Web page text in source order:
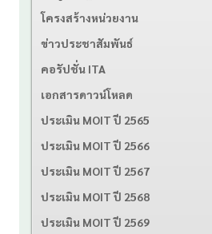
โครงสร้างหน่วยงาน
ข่าวประชาสัมพันธ์
คอรัปชั่น ITA
เอกสารดาวน์โหลด
ประเมิน MOIT ปี 2565
ประเมิน MOIT ปี 2566
ประเมิน MOIT ปี 2567
ประเมิน MOIT ปี 2568
ประเมิน MOIT ปี 2569